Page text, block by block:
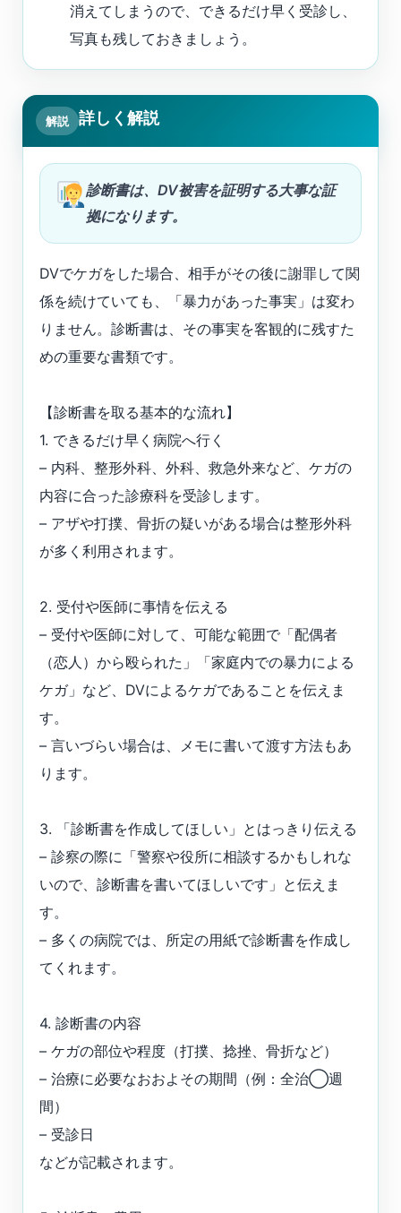
消えてしまうので、できるだけ早く受診し、
写真も残しておきましょう。
解説 詳しく解説
診断書は、DV被害を証明する大事な証
拠になります。
DVでケガをした場合、相手がその後に謝罪して関
係を続けていても、「暴力があった事実」は変わ
りません。診断書は、その事実を客観的に残すた
めの重要な書類です。
【診断書を取る基本的な流れ】
1. できるだけ早く病院へ行く
– 内科、整形外科、外科、救急外来など、ケガの
内容に合った診療科を受診します。
– アザや打撲、骨折の疑いがある場合は整形外科
が多く利用されます。
2. 受付や医師に事情を伝える
– 受付や医師に対して、可能な範囲で「配偶者
（恋人）から殴られた」「家庭内での暴力による
ケガ」など、DVによるケガであることを伝えま
す。
– 言いづらい場合は、メモに書いて渡す方法もあ
ります。
3. 「診断書を作成してほしい」とはっきり伝える
– 診察の際に「警察や役所に相談するかもしれな
いので、診断書を書いてほしいです」と伝えま
す。
– 多くの病院では、所定の用紙で診断書を作成し
てくれます。
4. 診断書の内容
– ケガの部位や程度（打撲、捻挫、骨折など）
– 治療に必要なおおよその期間（例：全治◯週
間）
– 受診日
などが記載されます。